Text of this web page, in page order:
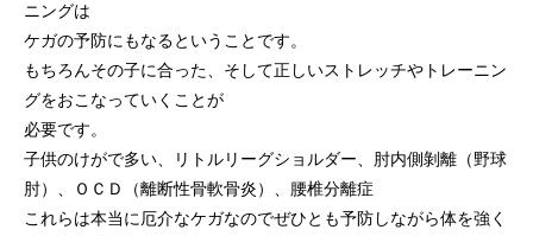
ニングは
ケガの予防にもなるということです。
もちろんその子に合った、そして正しいストレッチやトレーニン
グをおこなっていくことが
必要です。
子供のけがで多い、リトルリーグショルダー、肘内側剝離（野球
肘）、ＯＣＤ（離断性骨軟骨炎）、腰椎分離症
これらは本当に厄介なケガなのでぜひとも予防しながら体を強く